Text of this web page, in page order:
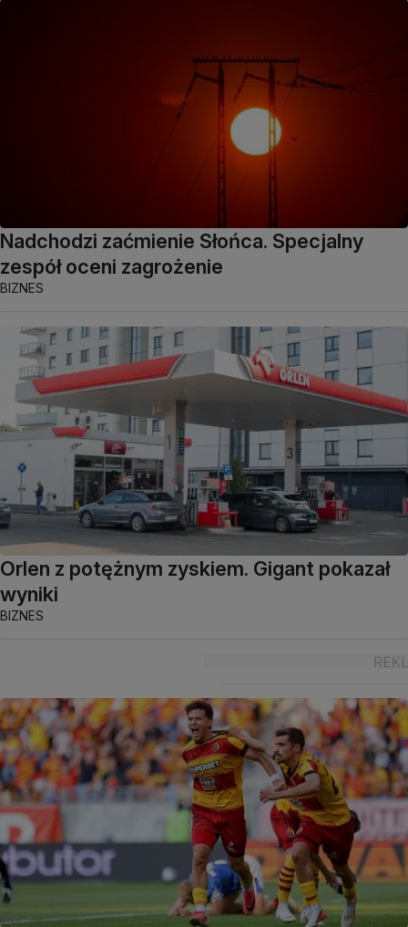
Nadchodzi zaćmienie Słońca. Specjalny
zespół oceni zagrożenie
BIZNES
Orlen z potężnym zyskiem. Gigant pokazał
wyniki
BIZNES